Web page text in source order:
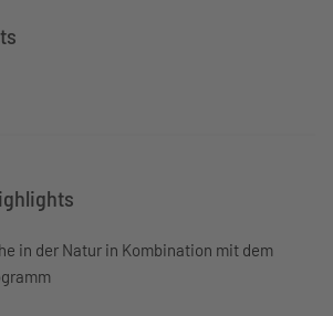
in der Natur in Kombination mit dem